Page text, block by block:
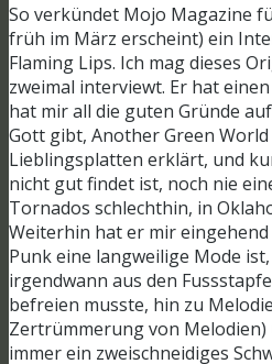
So verkündet Mojo Magazine
früh im März erscheint) ein
Flaming Lips. Ich mag dieses
zweimal interviewt. Er hat
hat mir all die guten Gründe
Gott gibt, Another Green
Lieblingsplatten erklärt, und
nicht gut findet ist, noch nie
Tornados schlechthin, in
Weiterhin hat er mir
Punk eine langweilige Mode
irgendwann aus den
befreien musste, hin zu
Zertrümmerung von Melodien)
immer ein zweischneidiges